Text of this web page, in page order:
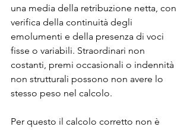
una media della retribuzione netta, con
verifica della continuità degli
emolumenti e della presenza di voci
fisse o variabili. Straordinari non
costanti, premi occasionali o indennità
non strutturali possono non avere lo
stesso peso nel calcolo.
Per questo il calcolo corretto non è